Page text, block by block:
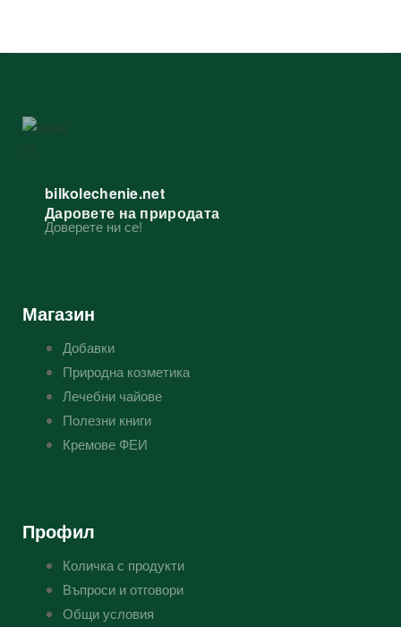
Магазин
Добавки
Природна козметика
Лечебни чайове
Полезни книги
Кремове ФЕИ
Профил
Количка с продукти
Въпроси и отговори
Общи условия
bilkolechenie.net
Даровете на природата
Доверете ни се!